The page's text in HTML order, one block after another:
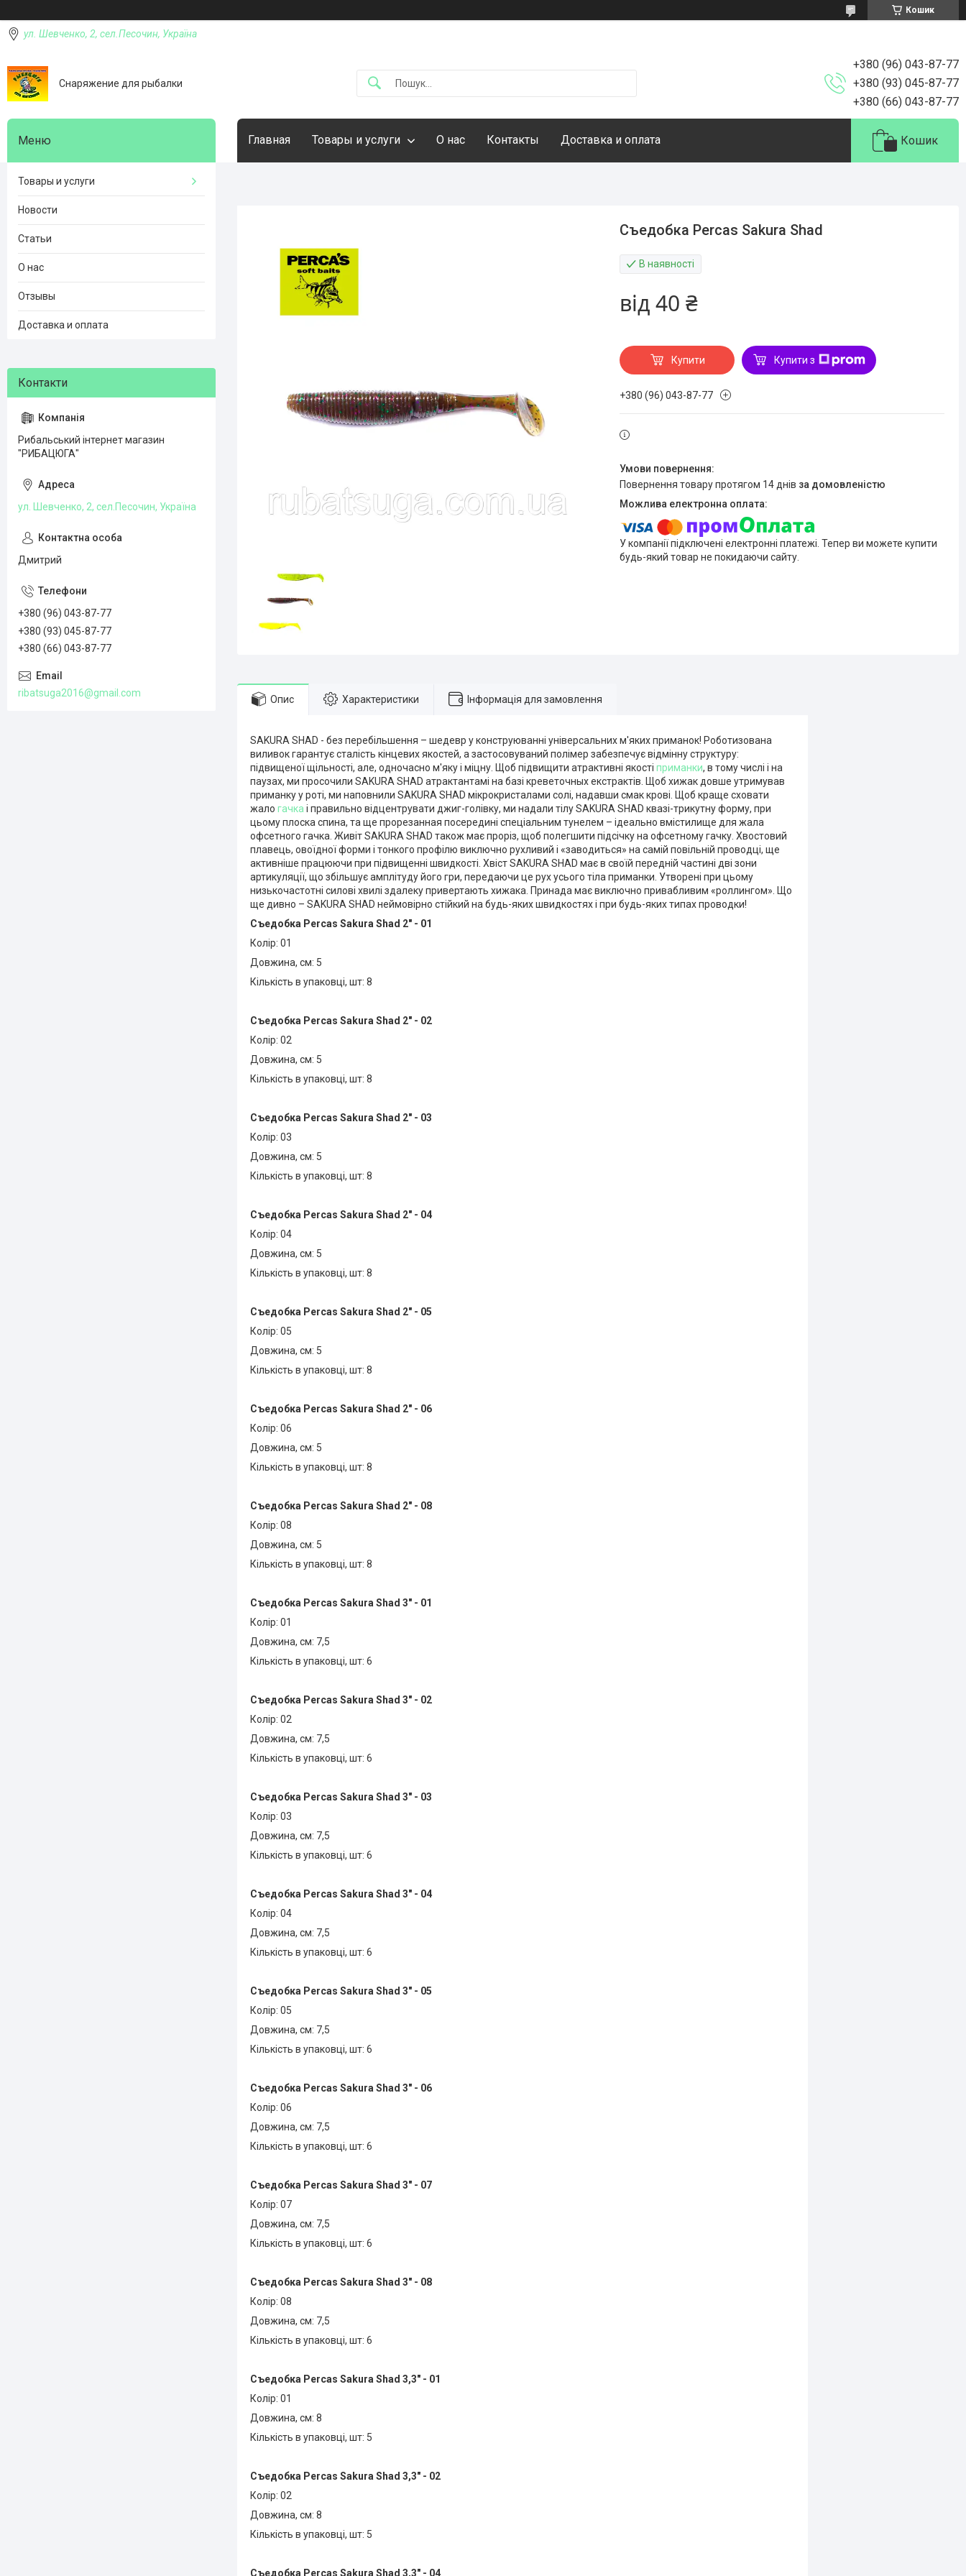
Кошик
ул. Шевченко, 2, сел.Песочин, Україна
Снаряжение для рыбалки
+380 (96) 043-87-77
+380 (93) 045-87-77
+380 (66) 043-87-77
Главная Товары и услуги О нас Контакты Доставка и оплата Кошик
Съедобка Percas Sakura Shad
В наявності
від40 ₴
Купити Купити з
+380 (96) 043-87-77
повернення товару протягом 14 днів за домовленістю
У компанії підключені електронні платежі. Тепер ви можете купити
будь-який товар не покидаючи сайту.
Опис Характеристики Інформація для замовлення
SAKURA SHAD - без перебільшення – шедевр у конструюванні універсальних м'яких приманок! Роботизована
виливок гарантує сталість кінцевих якостей, а застосовуваний полімер забезпечує відмінну структуру:
підвищеної щільності, але, одночасно м'яку і міцну. Щоб підвищити атрактивні якості приманки, в тому числі і на
паузах, ми просочили SAKURA SHAD атрактантамі на базі креветочных екстрактів. Щоб хижак довше утримував
приманку у роті, ми наповнили SAKURA SHAD мікрокристалами солі, надавши смак крові. Щоб краще сховати
жало гачка і правильно відцентрувати джиг-голівку, ми надали тілу SAKURA SHAD квазі-трикутну форму, при
цьому плоска спина, та ще прорезанная посередині спеціальним тунелем – ідеально вмістилище для жала
офсетного гачка. Живіт SAKURA SHAD також має проріз, щоб полегшити підсічку на офсетному гачку. Хвостовий
плавець, овоїдної форми і тонкого профілю виключно рухливий і «заводиться» на самій повільній проводці, ще
активніше працюючи при підвищенні швидкості. Хвіст SAKURA SHAD має в своїй передній частині дві зони
артикуляції, що збільшує амплітуду його гри, передаючи це рух усього тіла приманки. Утворені при цьому
низькочастотні силові хвилі здалеку привертають хижака. Принада має виключно привабливим «роллингом». Що
ще дивно – SAKURA SHAD неймовірно стійкий на будь-яких швидкостях і при будь-яких типах проводки!
Съедобка Percas Sakura Shad 2" - 01
Колір: 01
Довжина, см: 5
Кількість в упаковці, шт: 8
Съедобка Percas Sakura Shad 2" - 02
Колір: 02
Довжина, см: 5
Кількість в упаковці, шт: 8
Съедобка Percas Sakura Shad 2" - 03
Колір: 03
Довжина, см: 5
Кількість в упаковці, шт: 8
Съедобка Percas Sakura Shad 2" - 04
Колір: 04
Довжина, см: 5
Кількість в упаковці, шт: 8
Съедобка Percas Sakura Shad 2" - 05
Колір: 05
Довжина, см: 5
Кількість в упаковці, шт: 8
Съедобка Percas Sakura Shad 2" - 06
Колір: 06
Довжина, см: 5
Кількість в упаковці, шт: 8
Съедобка Percas Sakura Shad 2" - 08
Колір: 08
Довжина, см: 5
Кількість в упаковці, шт: 8
Съедобка Percas Sakura Shad 3" - 01
Колір: 01
Довжина, см: 7,5
Кількість в упаковці, шт: 6
Съедобка Percas Sakura Shad 3" - 02
Колір: 02
Довжина, см: 7,5
Кількість в упаковці, шт: 6
Съедобка Percas Sakura Shad 3" - 03
Колір: 03
Довжина, см: 7,5
Кількість в упаковці, шт: 6
Съедобка Percas Sakura Shad 3" - 04
Колір: 04
Довжина, см: 7,5
Кількість в упаковці, шт: 6
Съедобка Percas Sakura Shad 3" - 05
Колір: 05
Довжина, см: 7,5
Кількість в упаковці, шт: 6
Съедобка Percas Sakura Shad 3" - 06
Колір: 06
Довжина, см: 7,5
Кількість в упаковці, шт: 6
Съедобка Percas Sakura Shad 3" - 07
Колір: 07
Довжина, см: 7,5
Кількість в упаковці, шт: 6
Съедобка Percas Sakura Shad 3" - 08
Колір: 08
Довжина, см: 7,5
Кількість в упаковці, шт: 6
Съедобка Percas Sakura Shad 3,3" - 01
Колір: 01
Довжина, см: 8
Кількість в упаковці, шт: 5
Съедобка Percas Sakura Shad 3,3" - 02
Колір: 02
Довжина, см: 8
Кількість в упаковці, шт: 5
Съедобка Percas Sakura Shad 3,3" - 04
Товары и услуги
Новости
Статьи
О нас
Отзывы
Доставка и оплата
Рибальський інтернет магазин
"РИБАЦЮГА"
ул. Шевченко, 2, сел.Песочин, Україна
Дмитрий
+380 (96) 043-87-77
+380 (93) 045-87-77
+380 (66) 043-87-77
ribatsuga2016@gmail.com